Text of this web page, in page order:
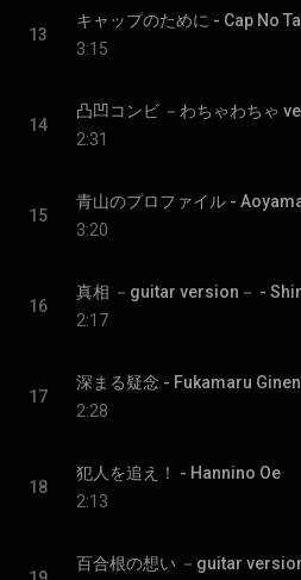
13
キャップのために - Cap No
3:15
14
2:31
15
青山のプロファイル -
3:20
16
真相 －guitar version－ -
2:17
17
深まる疑念 - Fukamaru Ginen
2:28
18
犯人を追え！ - Hannino Oe
2:13